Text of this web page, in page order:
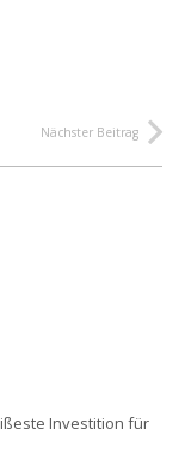
Nächster Beitrag